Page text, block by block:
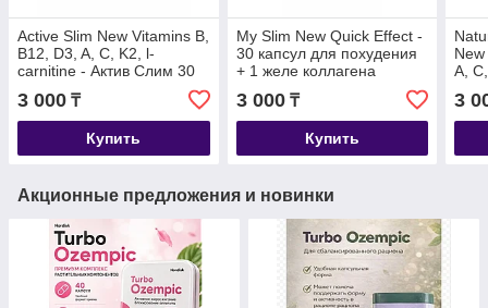
Active Slim New Vitamins B,
B12, D3, A, C, K2, l-
carnitine - Актив Слим 30
капсул для похудения + 1
желе коллагена
3 000 ₸
Купить
My Slim New Quick Effect -
30 капсул для похудения
+ 1 желе коллагена
3 000₸
Купить
A,
шт +
3
Акционные предложения и новинки